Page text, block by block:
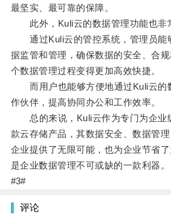
最坚实、最可靠的保障。
此外，Kuli云的数据管理功能也非
通过Kuli云的管控系统，管理员能
据监管和管理，确保数据的安全、合
个数据管理过程变得更加高效快捷。
而用户也能够方便地通过Kuli云的
作伙伴，提高协同办公和工作效率。
总的来说，Kuli云作为专门为企业
款云存储产品，其数据安全、数据管
企业提供了无限可能，也为企业节省了
是企业数据管理不可或缺的一款利器。
#3#
评论